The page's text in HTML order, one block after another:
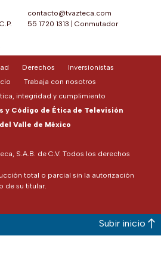
contacto@tvazteca.com
55 1720 1313
Conmutador
S.A.B. de C.V. Todos los derechos
total o parcial sin la autorización
de su titular.
Derechos
Inversionistas
Trabaja con nosotros
integridad y cumplimiento
y Código de Ética de Televisión
Valle de México
Subir inicio